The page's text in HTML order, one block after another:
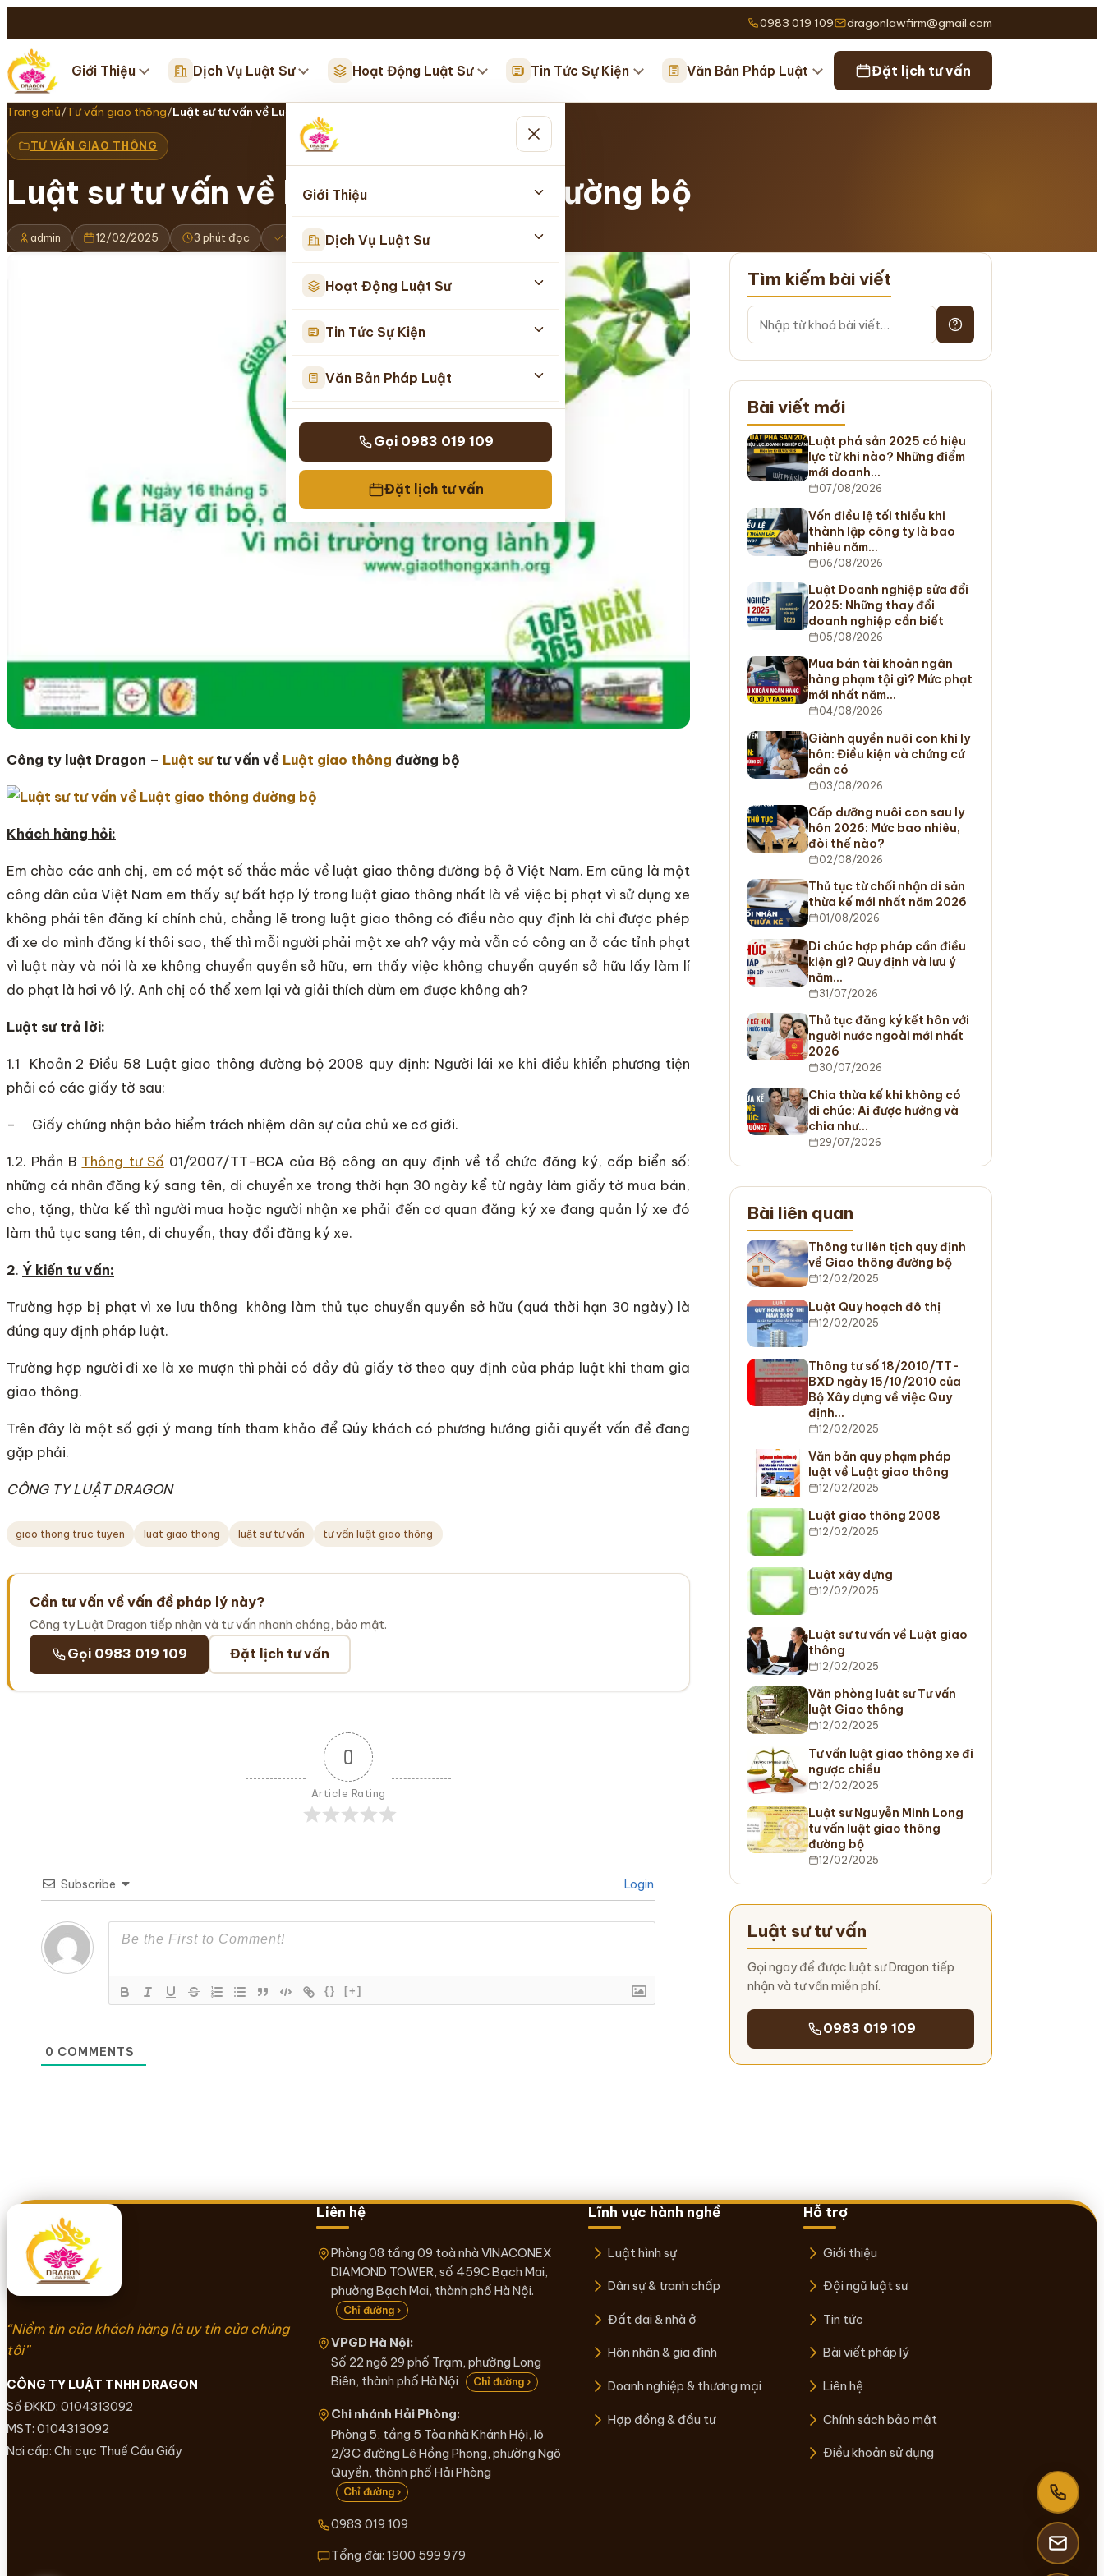
0983 019 109 dragonlawfirm@gmail.com
Giới Thiệu Dịch Vụ Luật Sư Hoạt Động Luật Sư Tin Tức Sự Kiện Văn Bản Pháp Luật Đặt lịch tư vấn
Giới Thiệu
Dịch Vụ Luật Sư
Hoạt Động Luật Sư
Tin Tức Sự Kiện
Văn Bản Pháp Luật
Gọi 0983 019 109
Đặt lịch tư vấn
Trang chủ/Tư vấn giao thông/Luật sư tư vấn về Luật giao thông đường…
TƯ VẤN GIAO THÔNG
Luật sư tư vấn về Luật giao thông đường bộ
admin 12/02/2025 3 phút đọc Cập nhật 16/05/2026
Công ty luật Dragon – Luật sưtư vấn về Luật giao thông đường bộ
Khách hàng hỏi:
Em chào các anh chị, em có một số thắc mắc về luật giao thông đường bộ ở Việt Nam. Em cũng là một
công dân của Việt Nam em thấy sự bất hợp lý trong luật giao thông nhất là về việc bị phạt vì sử dụng xe
không phải tên đăng kí chính chủ, chẳng lẽ trong luật giao thông có điều nào quy định là chỉ được phép
đi xe do mình đăng kí thôi sao, thế thì mỗi người phải một xe ah? vậy mà vẫn có công an ở các tỉnh phạt
vì luật này và nói là xe không chuyển quyền sở hữu, em thấy việc không chuyển quyền sở hữu lấy làm lí
do phạt là hơi vô lý. Anh chị có thể xem lại và giải thích dùm em được không ah?
Luật sư trả lời:
1.1 Khoản 2 Điều 58 Luật giao thông đường bộ 2008 quy định: Người lái xe khi điều khiển phương tiện
phải có các giấy tờ sau:
– Giấy chứng nhận bảo hiểm trách nhiệm dân sự của chủ xe cơ giới.
1.2. Phần B Thông tư Số 01/2007/TT-BCA của Bộ công an quy định về tổ chức đăng ký, cấp biển số:
những cá nhân đăng ký sang tên, di chuyển xe trong thời hạn 30 ngày kể từ ngày làm giấy tờ mua bán,
cho, tặng, thừa kế thì người mua hoặc người nhận xe phải đến cơ quan đăng ký xe đang quản lý xe đó
làm thủ tục sang tên, di chuyển, thay đổi đăng ký xe.
2. Ý kiến tư vấn:
Trường hợp bị phạt vì xe lưu thông không làm thủ tục chuyển quyền sở hữu (quá thời hạn 30 ngày) là
đúng quy định pháp luật.
Trường hợp người đi xe là xe mượn thì phải có đầy đủ giấy tờ theo quy định của pháp luật khi tham gia
giao thông.
Trên đây là một số gợi ý mang tính tham khảo để Qúy khách có phương hướng giải quyết vấn đề đang
gặp phải.
CÔNG TY LUẬT DRAGON
giao thong truc tuyen luat giao thong luật sư tư vấn tư vấn luật giao thông
Cần tư vấn về vấn đề pháp lý này?
Công ty Luật Dragon tiếp nhận và tư vấn nhanh chóng, bảo mật.
Gọi 0983 019 109 Đặt lịch tư vấn
0
Article Rating
Subscribe Login
{} [+]
0 COMMENTS
Tìm kiếm bài viết
Bài viết mới
Luật phá sản 2025 có hiệu
lực từ khi nào? Những điểm
mới doanh…
07/08/2026
Vốn điều lệ tối thiểu khi
thành lập công ty là bao
nhiêu năm…
06/08/2026
Luật Doanh nghiệp sửa đổi
2025: Những thay đổi
doanh nghiệp cần biết
05/08/2026
Mua bán tài khoản ngân
hàng phạm tội gì? Mức phạt
mới nhất năm…
04/08/2026
Giành quyền nuôi con khi ly
hôn: Điều kiện và chứng cứ
cần có
03/08/2026
Cấp dưỡng nuôi con sau ly
hôn 2026: Mức bao nhiêu,
đòi thế nào?
02/08/2026
Thủ tục từ chối nhận di sản
thừa kế mới nhất năm 2026
01/08/2026
Di chúc hợp pháp cần điều
kiện gì? Quy định và lưu ý
năm…
31/07/2026
Thủ tục đăng ký kết hôn với
người nước ngoài mới nhất
2026
30/07/2026
Chia thừa kế khi không có
di chúc: Ai được hưởng và
chia như…
29/07/2026
Bài liên quan
Thông tư liên tịch quy định
về Giao thông đường bộ
12/02/2025
Luật Quy hoạch đô thị
12/02/2025
Thông tư số 18/2010/TT-
BXD ngày 15/10/2010 của
Bộ Xây dựng về việc Quy
định…
12/02/2025
Văn bản quy phạm pháp
luật về Luật giao thông
12/02/2025
Luật giao thông 2008
12/02/2025
Luật xây dựng
12/02/2025
Luật sư tư vấn về Luật giao
thông
12/02/2025
Văn phòng luật sư Tư vấn
luật Giao thông
12/02/2025
Tư vấn luật giao thông xe đi
ngược chiều
12/02/2025
Luật sư Nguyễn Minh Long
tư vấn luật giao thông
đường bộ
12/02/2025
Luật sư tư vấn
Gọi ngay để được luật sư Dragon tiếp
nhận và tư vấn miễn phí.
0983 019 109
“Niềm tin của khách hàng là uy tín của chúng
tôi”
CÔNG TY LUẬT TNHH DRAGON
Số ĐKKD: 0104313092
MST: 0104313092
Nơi cấp: Chi cục Thuế Cầu Giấy
Liên hệ
Phòng 08 tầng 09 toà nhà VINACONEX
DIAMOND TOWER, số 459C Bạch Mai,
phường Bạch Mai, thành phố Hà Nội.
Chỉ đường ›
VPGD Hà Nội:
Số 22 ngõ 29 phố Trạm, phường Long
Biên, thành phố Hà Nội
Chỉ đường ›
Chi nhánh Hải Phòng:
Phòng 5, tầng 5 Tòa nhà Khánh Hội, lô
2/3C đường Lê Hồng Phong, phường Ngô
Quyền, thành phố Hải Phòng
Chỉ đường ›
0983 019 109
Tổng đài: 1900 599 979
Lĩnh vực hành nghề
Luật hình sự
Dân sự & tranh chấp
Đất đai & nhà ở
Hôn nhân & gia đình
Doanh nghiệp & thương mại
Hợp đồng & đầu tư
Hỗ trợ
Giới thiệu
Đội ngũ luật sư
Tin tức
Bài viết pháp lý
Liên hệ
Chính sách bảo mật
Điều khoản sử dụng